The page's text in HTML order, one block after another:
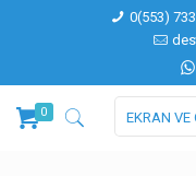
0(553)
0 EKRAN VE